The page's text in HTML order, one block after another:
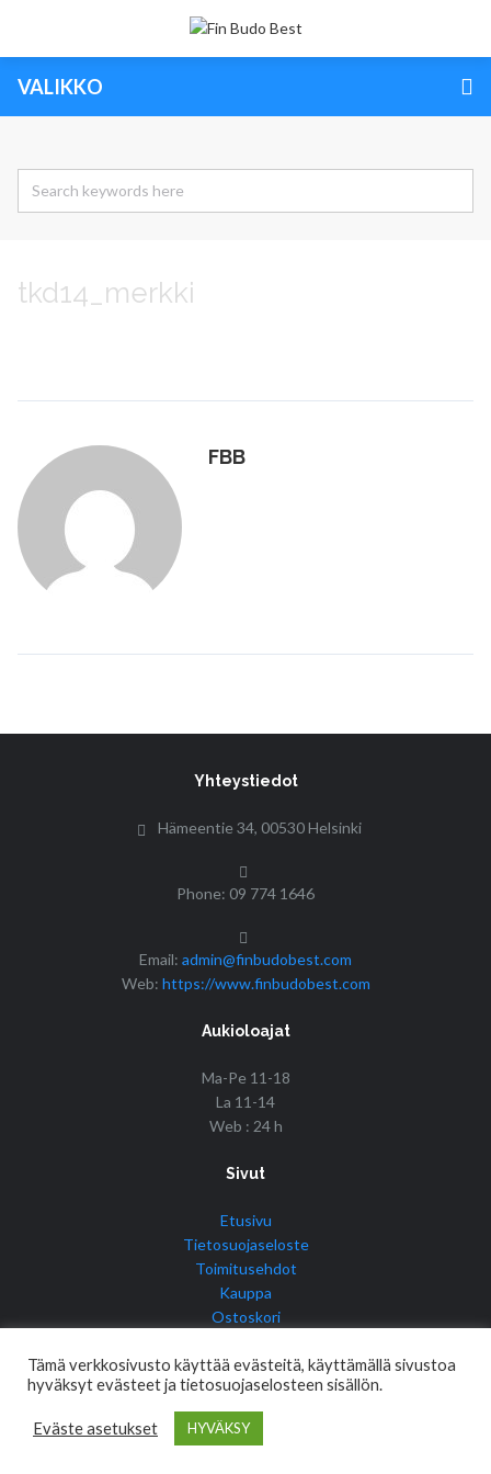
VALIKKO
tkd14_merkki
FBB
Yhteystiedot
Hämeentie 34, 00530 Helsinki
Phone: 09 774 1646
Email: admin@finbudobest.com
Web: https://www.finbudobest.com
Aukioloajat
Ma-Pe 11-18
La 11-14
Web : 24 h
Sivut
Etusivu
Tietosuojaseloste
Toimitusehdot
Kauppa
Ostoskori
© Copyright 2017 Fin Budo Best | Golden Tiger
Tämä verkkosivusto käyttää evästeitä, käyttämällä sivustoa
hyväksyt evästeet ja tietosuojaselosteen sisällön.
Eväste asetukset HYVÄKSY